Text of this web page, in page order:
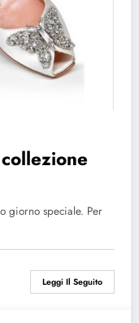
giorno speciale. Per
Leggi Il Seguito